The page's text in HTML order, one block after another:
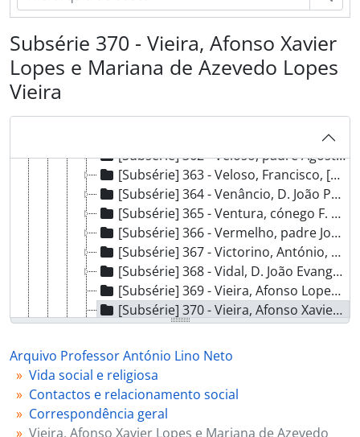
Subsérie 370 - Vieira, Afonso Xavier
Lopes e Mariana de Azevedo Lopes
Vieira
[Subsérie] 356 - Ulrich, João Henrique, 1921 - ?
[Subsérie] 356_1 - União da Agricultura, Comércio e Indústria, 1922 - ?
[Subsérie] 357 - Vacondeus, padre João Adelino Monteiro, [1920?]
[Subsérie] 358 - Vale, Luzia Raquel da Silva Cunha, 1958 - ?
[Subsérie] 360 - Vasconcelos, Faria de, [1909?]
[Subsérie] 361 - Vasconcelos, José Leite de, [1900 - 1933?]
[Subsérie] 362 - Veloso, padre Agostinho, [s.d.]
[Subsérie] 363 - Veloso, Francisco, [1912 - 1921?]
[Subsérie] 364 - Venâncio, D. João Pereira, [1958?]
[Subsérie] 365 - Ventura, cónego F. Correia, 1925 - 1939
[Subsérie] 366 - Vermelho, padre João Rodrigues, 1955 - ?
[Subsérie] 367 - Victorino, António, 1948 - ?
[Subsérie] 368 - Vidal, D. João Evangelista de Lima, 1919 - 1939
[Subsérie] 369 - Vieira, Afonso Lopes, [1899 - 1938]
[Subsérie] 370 - Vieira, Afonso Xavier Lopes e Mariana de Azevedo Lopes Vieira, 1899 - ?
[Subsérie] 371 - Vieira, André José Ferreira Borges de Proença - 1º visconde de Assentiz, 1926 - ?
[Subsérie] 372 - Vieira, Manuel Duque, 1953 - ?
[Subsérie] 373 - Vilaça, Eduardo, 1912 - ?
[Subsérie] 374 - Vilar, Francisco da Silva, [s.d.]
[Subsérie] 75 - Vilhena?, Henrique de, 1937 - ?
[Série] 02 - Convites, [ant. 1961]
Arquivo Professor António Lino Neto
Vida social e religiosa
Contactos e relacionamento social
Correspondência geral
Vieira, Afonso Xavier Lopes e Mariana de Azevedo